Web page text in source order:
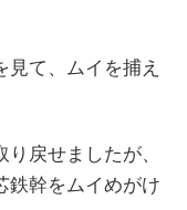
て、ムイを捕え
戻せましたが、
鉄幹をムイめがけ